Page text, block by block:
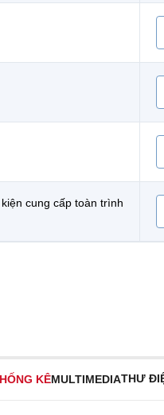
cung cấp toàn trình
KÊMULTIMEDIATHƯ